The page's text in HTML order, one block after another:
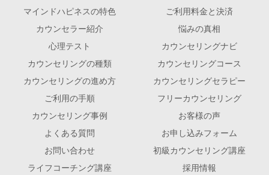
マインドハピネスの特色
ご利用料金と決済
カウンセラー紹介
悩みの真相
心理テスト
カウンセリングナビ
カウンセリングの種類
カウンセリングコース
カウンセリングの進め方
カウンセリングセラピー
ご利用の手順
フリーカウンセリング
カウンセリング事例
お客様の声
よくある質問
お申し込みフォーム
お問い合わせ
初級カウンセリング講座
ライフコーチング講座
採用情報